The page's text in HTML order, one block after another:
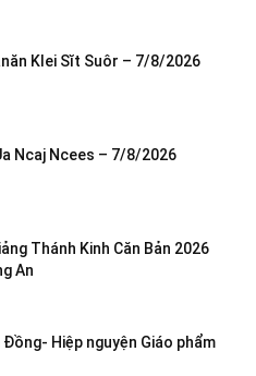
Klei Sĭt Suôr – 7/8/2026
Ncaj Ncees – 7/8/2026
Thánh Kinh Căn Bản 2026
An
Đồng- Hiệp nguyện Giáo phẩm